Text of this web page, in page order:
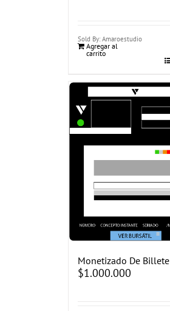
Sold By: Amaroestudio
Agregar al
carrito
Monetizado De Billete
$1.000.000